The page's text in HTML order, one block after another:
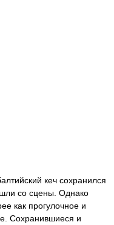
кеч сохранился
со сцены. Однако
как прогулочное и
Сохранившиеся и